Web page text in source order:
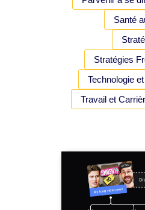
Santé
Stratégies
Technologie
Travail et